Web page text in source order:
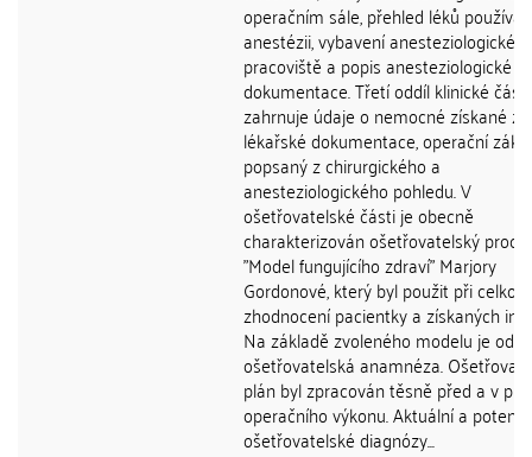
operačním sále, přehled léků
anestézii, vybavení
pracoviště a popis anesteziologické
dokumentace. Třetí oddíl klinické části
zahrnuje údaje o nemocné získané z
lékařské dokumentace, operační
popsaný z chirurgického a
anesteziologického pohledu. V
ošetřovatelské části je obecně
charakterizován ošetřovatelský
"Model fungujícího zdraví" Marjory
Gordonové, který byl použit při
zhodnocení pacientky a získaných
Na základě zvoleného modelu je
ošetřovatelská anamnéza.
plán byl zpracován těsně před a v
operačního výkonu. Aktuální a
ošetřovatelské diagnózy...